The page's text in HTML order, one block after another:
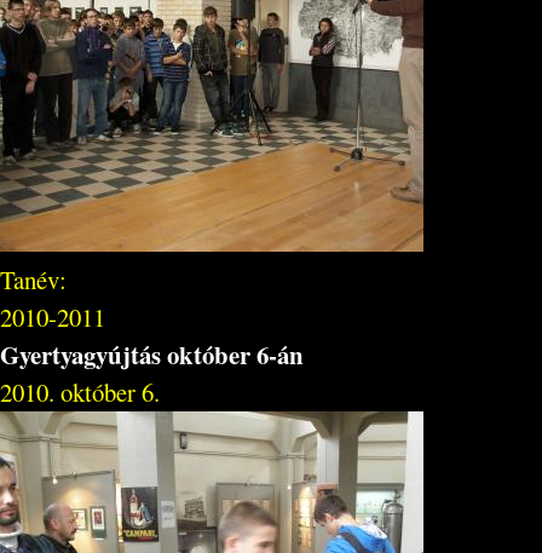
Tanév:
2010-2011
Gyertyagyújtás október 6-án
2010. október 6.